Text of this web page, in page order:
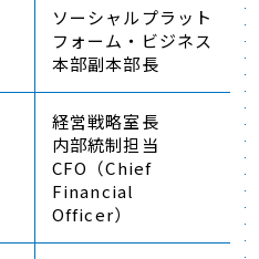
ソーシャルプラット
フォーム・ビジネス
本部副本部長
経営戦略室長
内部統制担当
CFO（Chief
Financial
Officer）